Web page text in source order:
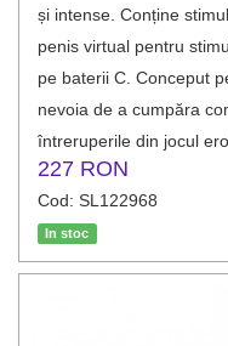
și intense. Conține
penis virtual pentru
pe baterii C. Conceput
nevoia de a cumpăra
întreruperile din jocul
227 RON
Cod: SL122968
In stoc